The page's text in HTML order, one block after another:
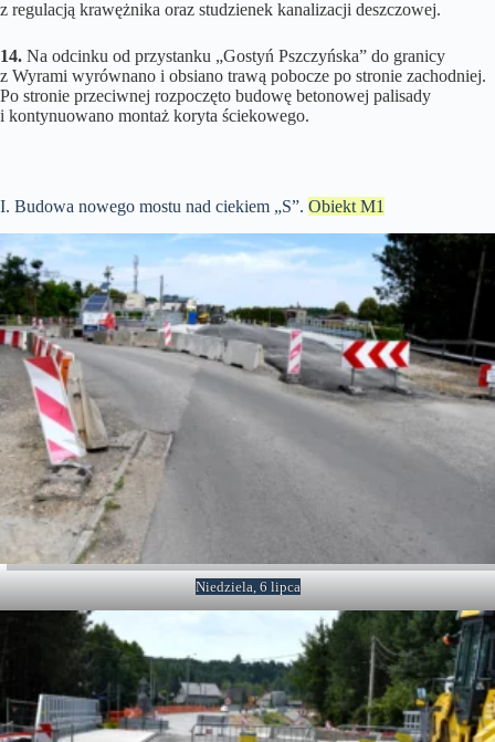
z regulacją krawężnika oraz studzienek kanalizacji deszczowej.
14. Na odcinku od przystanku „Gostyń Pszczyńska” do granicy
z Wyrami wyrównano i obsiano trawą pobocze po stronie zachodniej.
Po stronie przeciwnej rozpoczęto budowę betonowej palisady
i kontynuowano montaż koryta ściekowego.
I. Budowa nowego mostu nad ciekiem „S”. Obiekt M1
Niedziela, 6 lipca